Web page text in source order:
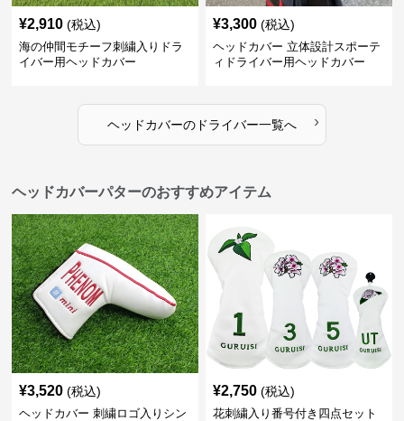
¥2,910 (税込)
海の仲間モチーフ刺繍入りドラ
イバー用ヘッドカバー
¥3,300 (税込)
ヘッドカバー 立体設計スポーテ
ィドライバー用ヘッドカバー
ヘッドカバーのドライバー一覧へ ›
ヘッドカバーパターのおすすめアイテム
¥3,520 (税込)
ヘッドカバー 刺繍ロゴ入りシン
¥2,750 (税込)
花刺繍入り番号付き四点セット